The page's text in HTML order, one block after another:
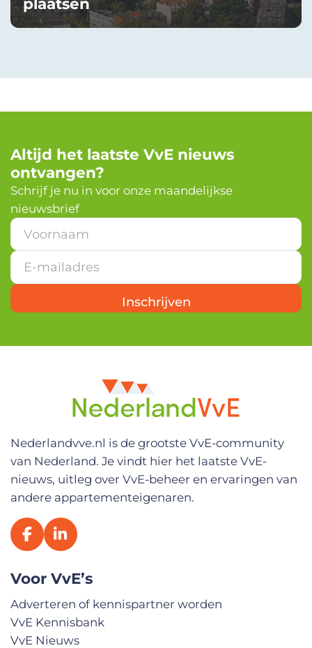
plaatsen
Altijd het laatste VvE nieuws
ontvangen?
Schrijf je nu in voor onze maandelijkse
nieuwsbrief
*
-
a
i
l
a
r
n
a
a
m
Inschrijven
Nederlandvve.nl is de grootste VvE-community
van Nederland. Je vindt hier het laatste VvE-
nieuws, uitleg over VvE-beheer en ervaringen van
andere appartementeigenaren.
Voor VvE’s
Adverteren of kennispartner worden
VvE Kennisbank
VvE Nieuws